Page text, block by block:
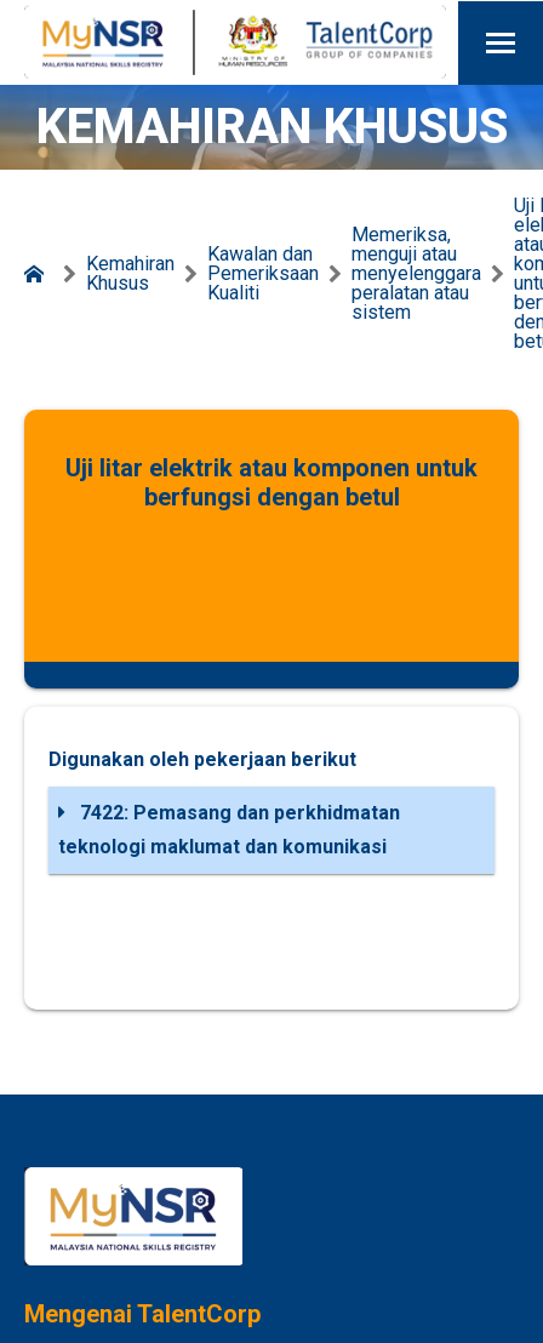
KEMAHIRAN KHUSUS
Kemahiran
Khusus
Kawalan dan
Pemeriksaan
Kualiti
Memeriksa,
menguji atau
menyelenggara
peralatan atau
sistem
Uji
Uji litar elektrik atau komponen untuk
berfungsi dengan betul
Digunakan oleh pekerjaan berikut
7422: Pemasang dan perkhidmatan
teknologi maklumat dan komunikasi
Mengenai TalentCorp